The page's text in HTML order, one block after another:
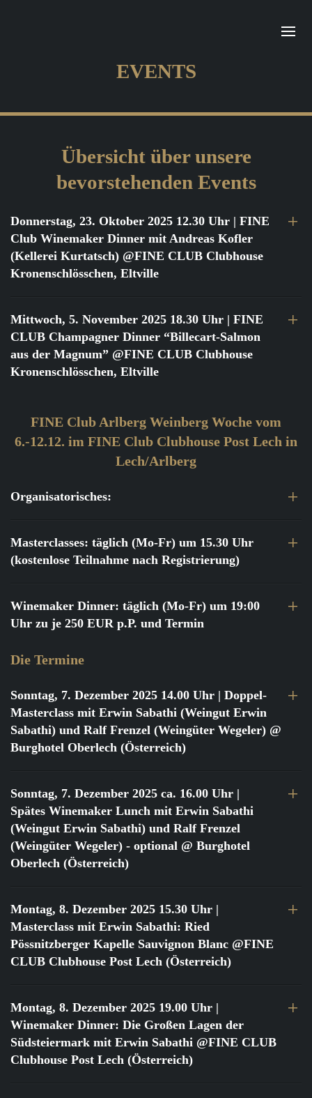
EVENTS
Übersicht über unsere
bevorstehenden Events
Donnerstag, 23. Oktober 2025 12.30 Uhr | FINE
Club Winemaker Dinner mit Andreas Kofler
(Kellerei Kurtatsch) @FINE CLUB Clubhouse
Kronenschlösschen, Eltville
Mittwoch, 5. November 2025 18.30 Uhr | FINE
CLUB Champagner Dinner “Billecart-Salmon
aus der Magnum” @FINE CLUB Clubhouse
Kronenschlösschen, Eltville
FINE Club Arlberg Weinberg Woche vom
6.-12.12. im FINE Club Clubhouse Post Lech in
Lech/Arlberg
Organisatorisches:
Masterclasses: täglich (Mo-Fr) um 15.30 Uhr
(kostenlose Teilnahme nach Registrierung)
Winemaker Dinner: täglich (Mo-Fr) um 19:00
Uhr zu je 250 EUR p.P. und Termin
Die Termine
Sonntag, 7. Dezember 2025 14.00 Uhr | Doppel-
Masterclass mit Erwin Sabathi (Weingut Erwin
Sabathi) und Ralf Frenzel (Weingüter Wegeler) @
Burghotel Oberlech (Österreich)
Sonntag, 7. Dezember 2025 ca. 16.00 Uhr |
Spätes Winemaker Lunch mit Erwin Sabathi
(Weingut Erwin Sabathi) und Ralf Frenzel
(Weingüter Wegeler) - optional @ Burghotel
Oberlech (Österreich)
Montag, 8. Dezember 2025 15.30 Uhr |
Masterclass mit Erwin Sabathi: Ried
Pössnitzberger Kapelle Sauvignon Blanc @FINE
CLUB Clubhouse Post Lech (Österreich)
Montag, 8. Dezember 2025 19.00 Uhr |
Winemaker Dinner: Die Großen Lagen der
Südsteiermark mit Erwin Sabathi @FINE CLUB
Clubhouse Post Lech (Österreich)